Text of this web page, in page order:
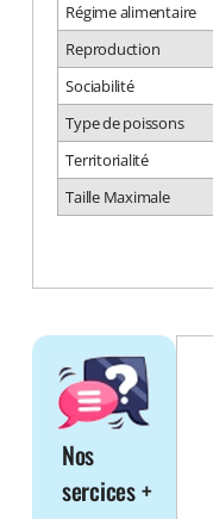
Régime alimentaire
Reproduction
Sociabilité
Type de poissons
Territorialité
Taille Maximale
Nos
sercices +